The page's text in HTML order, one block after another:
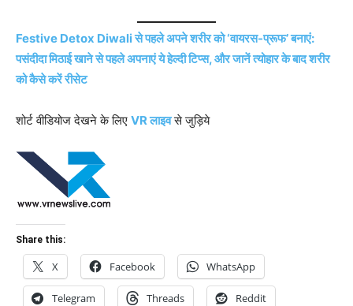
Festive Detox Diwali से पहले अपने शरीर को ‘वायरस-प्रूफ’ बनाएं:
पसंदीदा मिठाई खाने से पहले अपनाएं ये हेल्दी टिप्स, और जानें त्योहार के बाद शरीर
को कैसे करें रीसेट
शोर्ट वीडियोज देखने के लिए VR लाइवसे जुड़िये
Share this:
X Facebook WhatsApp
Telegram Threads Reddit